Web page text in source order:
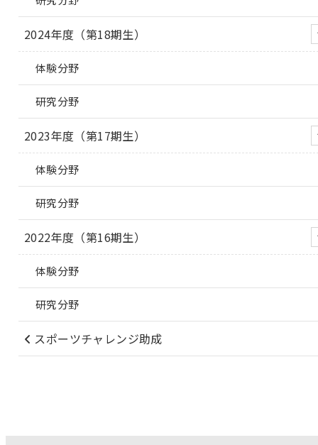
2024年度（第18期生）
体験分野
研究分野
2023年度（第17期生）
体験分野
研究分野
2022年度（第16期生）
体験分野
研究分野
スポーツチャレンジ助成